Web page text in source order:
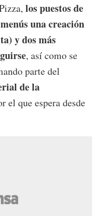
los puestos de
una creación
y dos más
, así como se
parte del
de la
el que espera desde